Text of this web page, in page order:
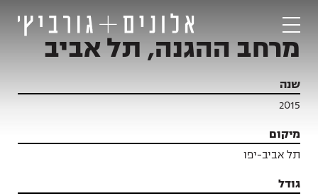
מרחב ההגנה, תל אביב
שנה
2015
מיקום
תל אביב-יפו
גודל